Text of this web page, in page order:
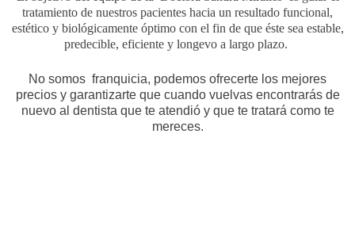
tratamiento de nuestros pacientes hacia un resultado funcional,
estético y biológicamente óptimo con el fin de que éste sea estable,
predecible, eficiente y longevo a largo plazo.
No somos franquicia, podemos ofrecerte los mejores
precios y garantizarte que cuando vuelvas encontrarás de
nuevo al dentista que te atendió y que te tratará como te
mereces.